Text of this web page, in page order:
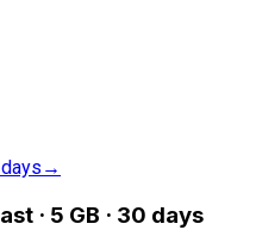
days →
· 5 GB · 30 days